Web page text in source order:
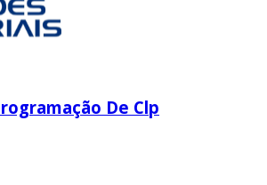
De Clp